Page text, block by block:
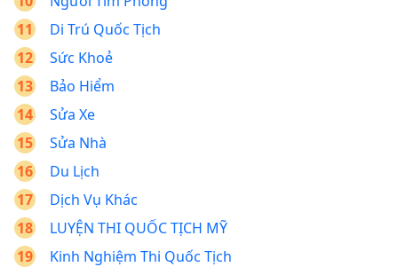
Di Trú Quốc Tịch
Sức Khoẻ
Bảo Hiểm
Sửa Xe
Sửa Nhà
Du Lịch
Dịch Vụ Khác
LUYỆN THI QUỐC TỊCH MỸ
Kinh Nghiệm Thi Quốc Tịch